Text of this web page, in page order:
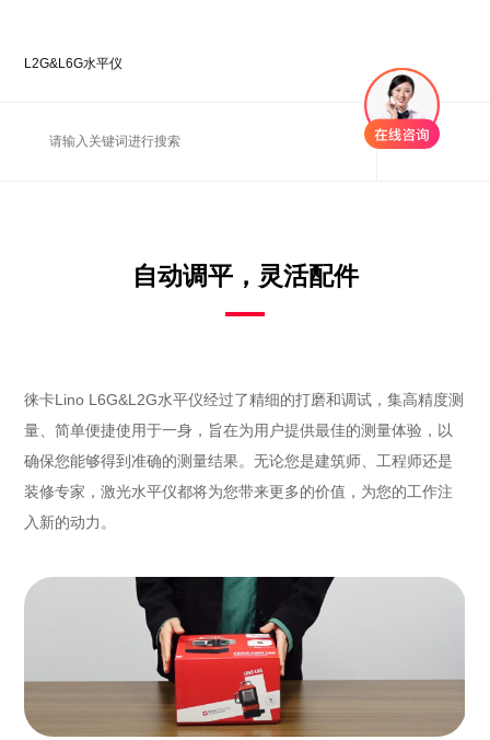
L2G&L6G水平仪
自动调平，灵活配件
徕卡Lino L6G&L2G水平仪经过了精细的打磨和调试，集高精度测
量、简单便捷使用于一身，旨在为用户提供最佳的测量体验，以
确保您能够得到准确的测量结果。无论您是建筑师、工程师还是
装修专家，激光水平仪都将为您带来更多的价值，为您的工作注
入新的动力。